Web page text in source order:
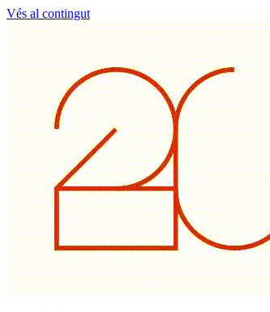
Vés al contingut